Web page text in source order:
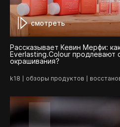
смотреть
Рассказывает Кевин Мерфи:
Everlasting.Colour продлевают
окрашивания?
k18 обзоры продуктов